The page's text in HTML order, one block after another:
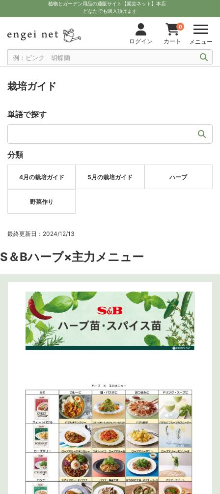
植物とガーデン用品の通販サイト【園芸ネット】本店
どなたでも購入頂けます
ログイン
0
カート メニュー
栽培ガイド
単語で探す
分類
4月の栽培ガイド 5月の栽培ガイド ハーブ
野菜作り
最終更新日：2024/12/13
S＆Bハーブ×主力メニュー